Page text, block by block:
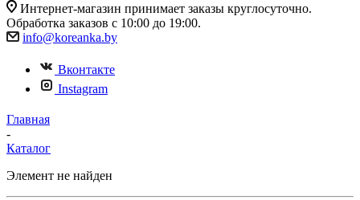
Интернет-магазин принимает заказы круглосуточно.
Обработка заказов с 10:00 до 19:00.
info@koreanka.by
Вконтакте
Instagram
Главная
-
Каталог
Элемент не найден